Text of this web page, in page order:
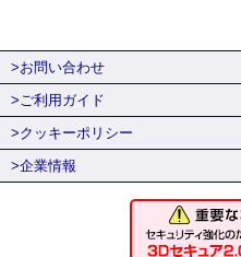
>お問い合わせ
>ご利用ガイド
>クッキーポリシー
>企業情報